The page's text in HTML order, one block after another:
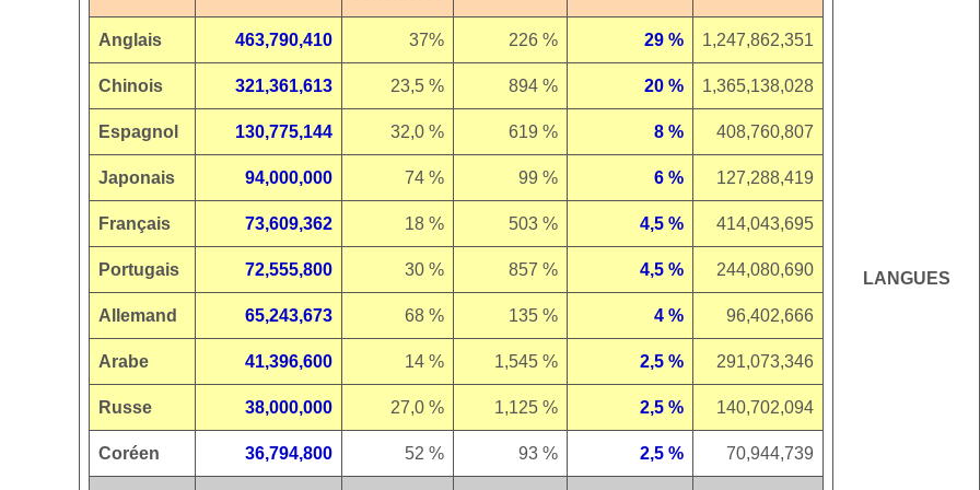
Anglais 463,790,410 37% 226 % 29 % 1,247,862,351
Chinois 321,361,613 23,5 % 894 % 20 % 1,365,138,028
Espagnol 130,775,144 32,0 % 619 % 8 % 408,760,807
Japonais 94,000,000 74 % 99 % 6 % 127,288,419
Français 73,609,362 18 % 503 % 4,5 % 414,043,695
Portugais 72,555,800 30 % 857 % 4,5 % 244,080,690
Allemand 65,243,673 68 % 135 % 4 % 96,402,666
Arabe 41,396,600 14 % 1,545 % 2,5 % 291,073,346
Russe 38,000,000 27,0 % 1,125 % 2,5 % 140,702,094
Coréen 36,794,800 52 % 93 % 2,5 % 70,944,739
LANGUES